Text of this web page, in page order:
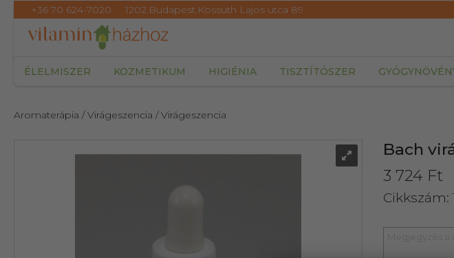
+36 70 624-7020 1202.Budapest.Kossuth Lajos utca 89
ÉLELMISZER KOZMETIKUM HIGIÉNIA TISZTÍTÓSZER
Aromaterápia / Virágeszencia / Virágeszencia
Bach
3 724 Ft
Cikkszám: